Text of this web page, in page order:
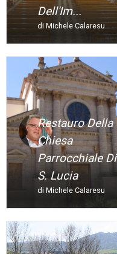
Dell'Im...
di Michele Calaresu
Restauro Della
Chiesa
Parrocchiale Di
S. Lucia
di Michele Calaresu